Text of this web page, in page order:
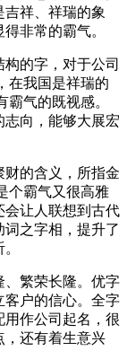
吉祥、祥瑞的象
非常的霸气。
构的字，对于公司
在我国是祥瑞的
气的既视感。
向，能够大展宏
财的含义，所指金
个霸气又很高雅
会让人联想到古代
之字相，提升了
、繁荣长隆。优字
客户的信心。全字
作公司起名，很
，还有着生意兴